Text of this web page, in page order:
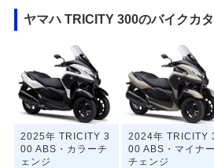
ヤマハ TRICITY 300のバイクカ
2025年 TRICITY 3
00 ABS・カラーチ
ェンジ
2024年 TRICITY
00 ABS・マイナー
チェンジ